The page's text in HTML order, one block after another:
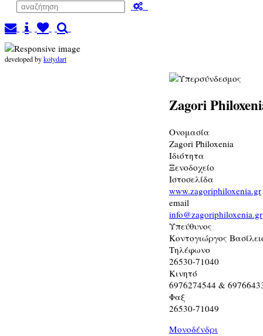
developed bykolydart
Zagori
Ονομασία
Zagori Philoxenia
Ιδιότητα
Ξενοδοχείο
Ιστοσελίδα
www.zagoriphiloxenia.gr
email
info@zagoriphiloxenia.gr
Υπεύθυνος
Κοντογιώργος
Τηλέφωνο
26530-71040
Κινητό
6976274544 &
Φαξ
26530-71049
Μονοδένδρι